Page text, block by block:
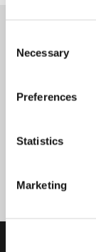
Selection
Necessary
Preferences
Statistics
Marketing
Geen